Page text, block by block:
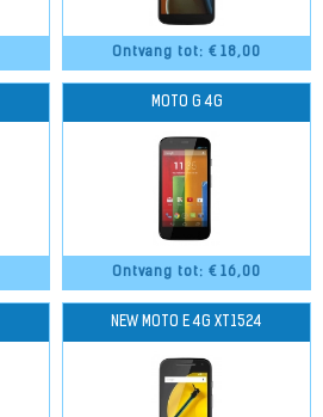
Ontvang tot: € 18,00
Ontvang tot: € 16,00
MOTO G 4G
NEW MOTO E 4G XT1524